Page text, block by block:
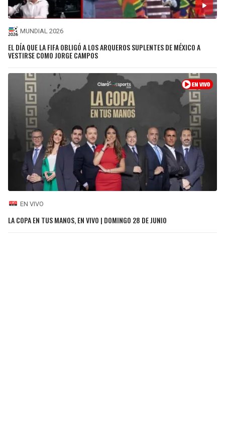
MUNDIAL 2026
EL DÍA QUE LA FIFA OBLIGÓ A LOS ARQUEROS SUPLENTES DE MÉXICO A
VESTIRSE COMO JORGE CAMPOS
EN VIVO
LA COPA EN TUS MANOS, EN VIVO | DOMINGO 28 DE JUNIO